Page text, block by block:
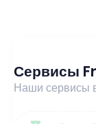
Сервисы
Наши сервисы